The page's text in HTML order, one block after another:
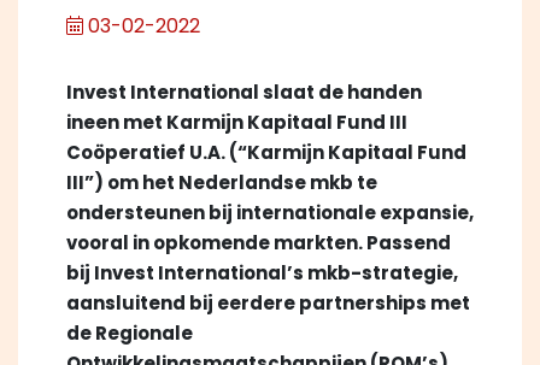
03-02-2022
Invest International slaat de handen
ineen met Karmijn Kapitaal Fund III
Coöperatief U.A. (“Karmijn Kapitaal Fund
III”) om het Nederlandse mkb te
ondersteunen bij internationale expansie,
vooral in opkomende markten. Passend
bij Invest International’s mkb-strategie,
aansluitend bij eerdere partnerships met
de Regionale